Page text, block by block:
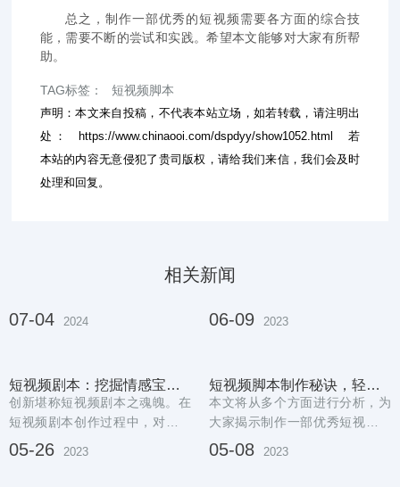
总之，制作一部优秀的短视频需要各方面的综合技
能，需要不断的尝试和实践。希望本文能够对大家有所帮
助。
TAG标签： 短视频脚本
声明：本文来自投稿，不代表本站立场，如若转载，请注明出
处：
https://www.chinaooi.com/dspdyy/show1052.html
若
本站的内容无意侵犯了贵司版权，请给我们来信，我们会及时
处理和回复。
相关新闻
07-04 2024
短视频剧本：挖掘情感宝藏，绽放创意火花
创新堪称短视频剧本之魂魄。在
短视频剧本创作过程中，对话发
挥着传达情感及推动剧情发展的
关键作用。在编创...
06-09 2023
短视频脚本制作秘诀，轻松get！
本文将从多个方面进行分析，为
大家揭示制作一部优秀短视频的
秘诀。在制作短视频之前，首先
需要确定一个好的...
05-26 2023 05-08 2023